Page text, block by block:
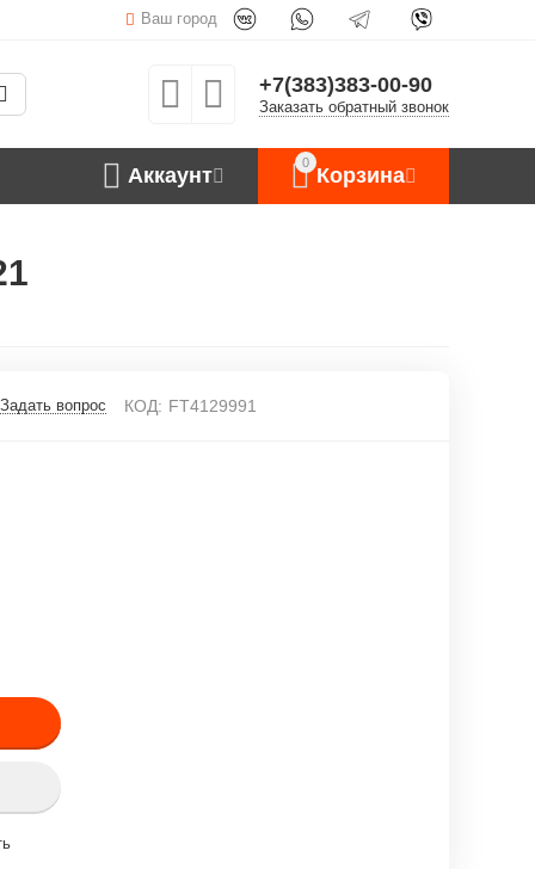
Ваш город
+7(383)383-00-90
Заказать обратный звонок
0
Корзина
Аккаунт
Задать вопрос КОД: FT4129991